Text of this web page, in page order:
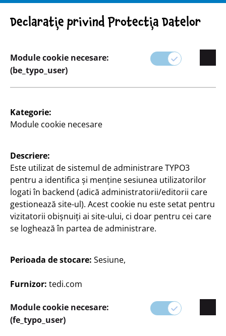
Artizanat & bricolaj
faceți bricolaj ocazional, TEDi are tot ce vă trebuie
pentru următorul proiect.
Categoria noastră de Artizanat și bricolaj oferă o
varietate de materiale și instrumente care să vă
inspire și să vă sprijine în realizarea ideilor
dumneavoastră creative.
De la reparații simple la creații complexe, produsele
noastre sunt concepute pentru calitate și ușurință în
utilizare.
Declarație privind Protecția Datelor
Module cookie necesare:
(be_typo_user)
Kategorie:
Module cookie necesare
Descriere:
Este utilizat de sistemul de administrare TYPO3
pentru a identifica și menține sesiunea utilizatorilor
logati în backend (adică administratorii/editorii care
gestionează site-ul). Acest cookie nu este setat pentru
vizitatorii obișnuiți ai site-ului, ci doar pentru cei care
se loghează în partea de administrare.
Perioada de stocare: Sesiune,
Furnizor: tedi.com
Module cookie necesare:
(fe_typo_user)